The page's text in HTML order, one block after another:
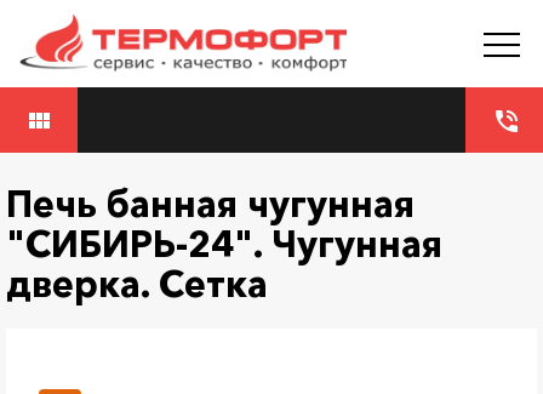
phone_in_talk
view_module
Печь банная чугунная
"СИБИРЬ-24". Чугунная
дверка. Сетка